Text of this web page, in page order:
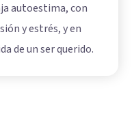
autoestima, con
y estrés, y en
de un ser querido.